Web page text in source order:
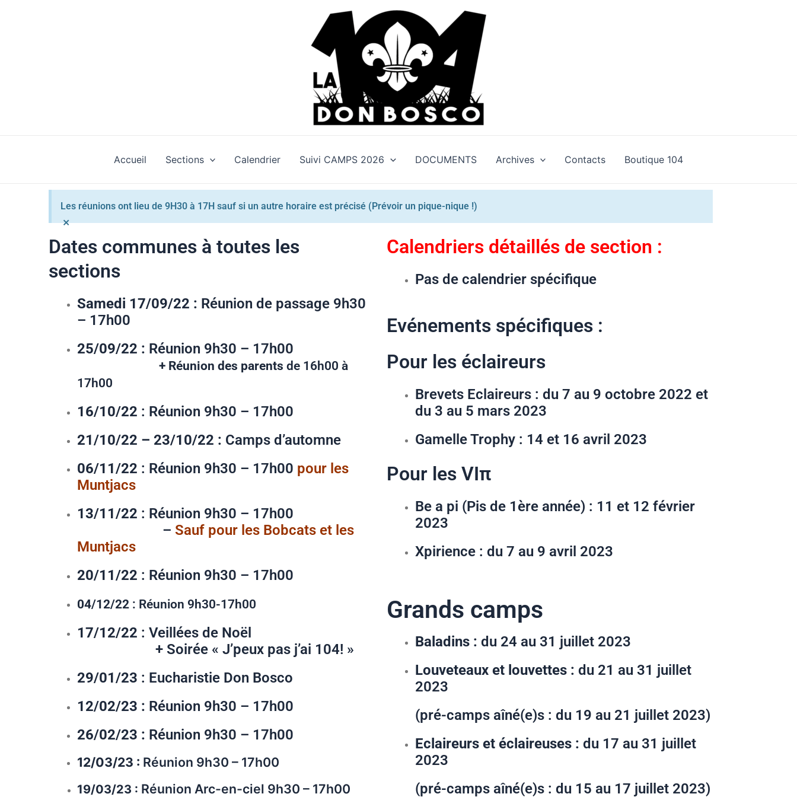
Accueil Sections Calendrier Suivi CAMPS 2026 DOCUMENTS Archives Contacts Boutique 104
Les réunions ont lieu de 9H30 à 17H sauf si un autre horaire est précisé (Prévoir un pique-nique !)
×
Dates communes à toutes les
sections
Samedi 17/09/22 : Réunion de passage 9h30
– 17h00
25/09/22 : Réunion 9h30 – 17h00
+ Réunion des parents de 16h00 à
17h00
16/10/22 : Réunion 9h30 – 17h00
21/10/22 – 23/10/22 : Camps d’automne
06/11/22 : Réunion 9h30 – 17h00 pour les
Muntjacs
13/11/22 : Réunion 9h30 – 17h00
– Sauf pour les Bobcats et les
Muntjacs
20/11/22 : Réunion 9h30 – 17h00
04/12/22 : Réunion 9h30-17h00
17/12/22 : Veillées de Noël
+ Soirée « J’peux pas j’ai 104! »
29/01/23 : Eucharistie Don Bosco
12/02/23 : Réunion 9h30 – 17h00
26/02/23 : Réunion 9h30 – 17h00
12/03/23 : Réunion 9h30 – 17h00
19/03/23 : Réunion Arc-en-ciel 9h30 – 17h00
Calendriers détaillés de section :
Pas de calendrier spécifique
Evénements spécifiques :
Pour les éclaireurs
Brevets Eclaireurs : du 7 au 9 octobre 2022 et
du 3 au 5 mars 2023
Gamelle Trophy : 14 et 16 avril 2023
Pour les VIπ
Be a pi (Pis de 1ère année) : 11 et 12 février
2023
Xpirience : du 7 au 9 avril 2023
Grands camps
Baladins : du 24 au 31 juillet 2023
Louveteaux et louvettes : du 21 au 31 juillet
2023
(pré-camps aîné(e)s : du 19 au 21 juillet 2023)
Eclaireurs et éclaireuses : du 17 au 31 juillet
2023
(pré-camps aîné(e)s : du 15 au 17 juillet 2023)